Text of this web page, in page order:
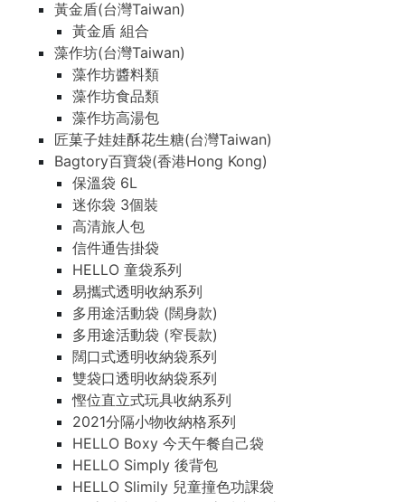
黃金盾(台灣Taiwan)
黃金盾 組合
藻作坊(台灣Taiwan)
藻作坊醬料類
藻作坊食品類
藻作坊高湯包
匠菓子娃娃酥花生糖(台灣Taiwan)
Bagtory百寶袋(香港Hong Kong)
保溫袋 6L
迷你袋 3個裝
高清旅人包
信件通告掛袋
HELLO 童袋系列
易攜式透明收納系列
多用途活動袋 (闊身款)
多用途活動袋 (窄長款)
闊口式透明收納袋系列
雙袋口透明收納袋系列
慳位直立式玩具收納系列
2021分隔小物收納格系列
HELLO Boxy 今天午餐自己袋
HELLO Simply 後背包
HELLO Slimily 兒童撞色功課袋